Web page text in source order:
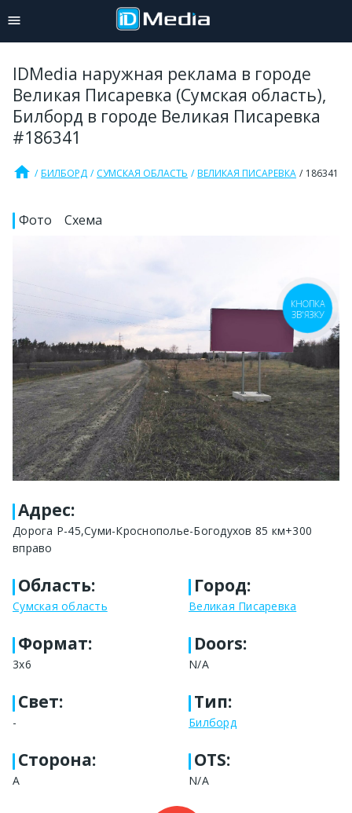
IDMedia наружная реклама в городе
Великая Писаревка (Сумская область),
Билборд в городе Великая Писаревка
#186341
home БИЛБОРД СУМСКАЯ ОБЛАСТЬ ВЕЛИКАЯ ПИСАРЕВКА 186341
Фото Схема
Адрес:
Дорога Р-45,Суми-Кроснополье-Богодухов 85 км+300
вправо
Область:
Сумская область
Город:
Великая Писаревка
Формат:
3х6
Doors:
N/A
Свет:
-
Тип:
Билборд
Сторона:
А
OTS:
N/A
КНОПКА
ЗВ'ЯЗКУ